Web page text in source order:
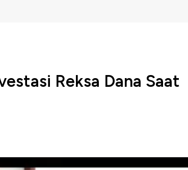
Reksa Dana Saat